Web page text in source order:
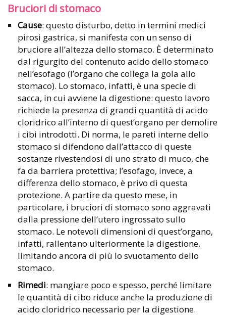
Bruciori di stomaco
Cause: questo disturbo, detto in termini medici
pirosi gastrica, si manifesta con un senso di
bruciore all’altezza dello stomaco. È determinato
dal rigurgito del contenuto acido dello stomaco
nell’esofago (l’organo che collega la gola allo
stomaco). Lo stomaco, infatti, è una specie di
sacca, in cui avviene la digestione: questo lavoro
richiede la presenza di grandi quantità di acido
cloridrico all’interno di quest’organo per demolire
i cibi introdotti. Di norma, le pareti interne dello
stomaco si difendono dall’attacco di queste
sostanze rivestendosi di uno strato di muco, che
fa da barriera protettiva; l’esofago, invece, a
differenza dello stomaco, è privo di questa
protezione. A partire da questo mese, in
particolare, i bruciori di stomaco sono aggravati
dalla pressione dell’utero ingrossato sullo
stomaco. Le notevoli dimensioni di quest’organo,
infatti, rallentano ulteriormente la digestione,
limitando ancora di più lo svuotamento dello
stomaco.
Rimedi: mangiare poco e spesso, perché limitare
le quantità di cibo riduce anche la produzione di
acido cloridrico necessario per la digestione.